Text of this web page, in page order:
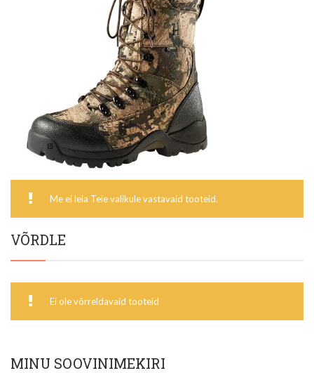
Me ei leia Teie valikule vastavaid tooteid.
VÕRDLE
Ei ole võrreldavaid tooteid
MINU SOOVINIMEKIRI